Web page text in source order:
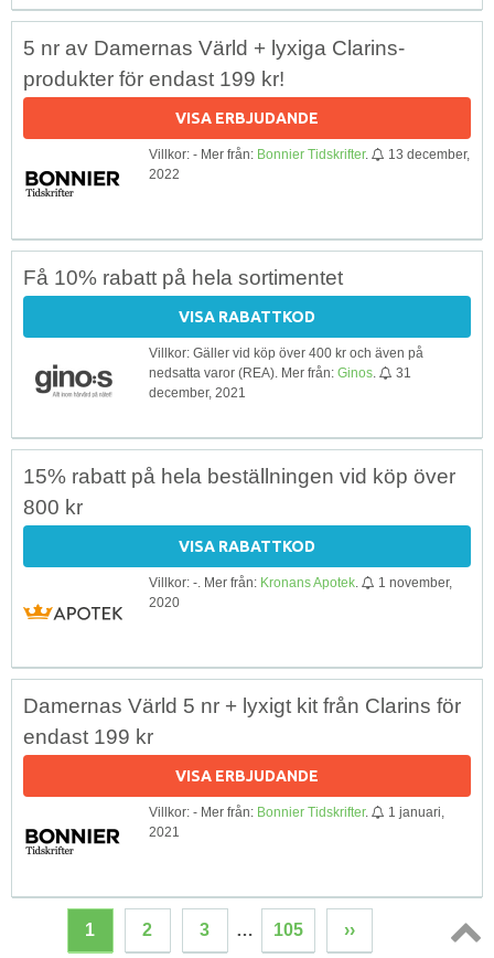
5 nr av Damernas Värld + lyxiga Clarins-
produkter för endast 199 kr!
VISA ERBJUDANDE
Villkor: - Mer från: Bonnier Tidskrifter.
13 december,
2022
Få 10% rabatt på hela sortimentet
VISA RABATTKOD
Villkor: Gäller vid köp över 400 kr och även på
nedsatta varor (REA). Mer från: Ginos
31
december, 2021
15% rabatt på hela beställningen vid köp över
800 kr
VISA RABATTKOD
Villkor: -. Mer från: Kronans Apotek
1 november,
2020
Damernas Värld 5 nr + lyxigt kit från Clarins för
endast 199 kr
VISA ERBJUDANDE
Villkor: - Mer från: Bonnier Tidskrifter.
1 januari,
2021
1 2 3 … 105 ››